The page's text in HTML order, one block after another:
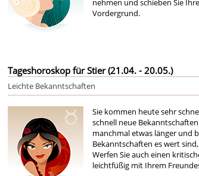
nehmen und schieben Sie
Vordergrund.
Tageshoroskop für Stier (21.04. - 20.05.)
Leichte Bekanntschaften
Sie kommen heute sehr
schnell neue
manchmal etwas länger und
Bekanntschaften es wert
Werfen Sie auch einen
leichtfüßig mit Ihrem